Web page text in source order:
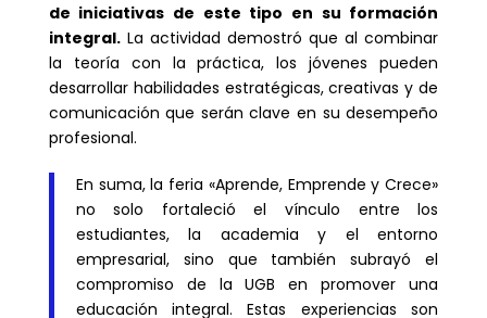
de iniciativas de este tipo en su formación
integral.La actividad demostró que al combinar
la teoría con la práctica, los jóvenes pueden
desarrollar habilidades estratégicas, creativas y de
comunicación que serán clave en su desempeño
profesional.
En suma, la feria «Aprende, Emprende y Crece»
no solo fortaleció el vínculo entre los
estudiantes, la academia y el entorno
empresarial, sino que también subrayó el
compromiso de la UGB en promover una
educación integral. Estas experiencias son